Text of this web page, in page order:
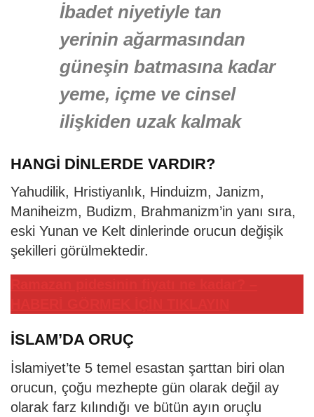
İbadet niyetiyle tan
yerinin ağarmasından
güneşin batmasına kadar
yeme, içme ve cinsel
ilişkiden uzak kalmak
HANGİ DİNLERDE VARDIR?
Yahudilik, Hristiyanlık, Hinduizm, Janizm,
Maniheizm, Budizm, Brahmanizm’in yanı sıra,
eski Yunan ve Kelt dinlerinde orucun değişik
şekilleri görülmektedir.
İSLAM’DA ORUÇ
İslamiyet’te 5 temel esastan şarttan biri olan
orucun, çoğu mezhepte gün olarak değil ay
olarak farz kılındığı ve bütün ayın oruçlu